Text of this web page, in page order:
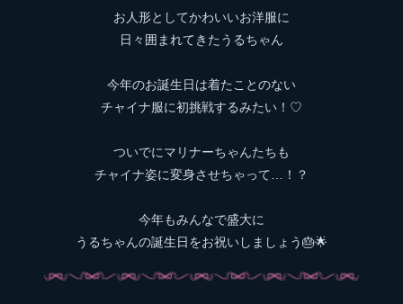
お人形としてかわいいお洋服に
日々囲まれてきたうるちゃん
今年のお誕生日は着たことのない
チャイナ服に初挑戦するみたい！♡
ついでにマリナーちゃんたちも
チャイナ姿に変身させちゃって…！？
今年もみんなで盛大に
うるちゃんの誕生日をお祝いしましょう🎂🌟